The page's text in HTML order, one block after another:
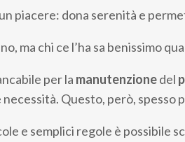
piacere: dona serenità e
ma chi ce l’ha sa benissimo
per la manutenzionedel
Questo, però, spesso
e semplici regole è possibile